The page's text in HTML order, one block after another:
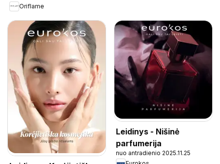
Oriflame
Leidinys - Nišinė
parfumerija
nuo antradienio 2025.11.25